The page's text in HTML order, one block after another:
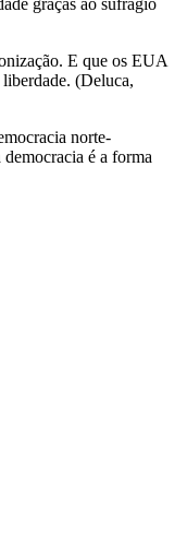
graças ao sufrágio
E que os EUA
(Deluca,
norte-
é a forma